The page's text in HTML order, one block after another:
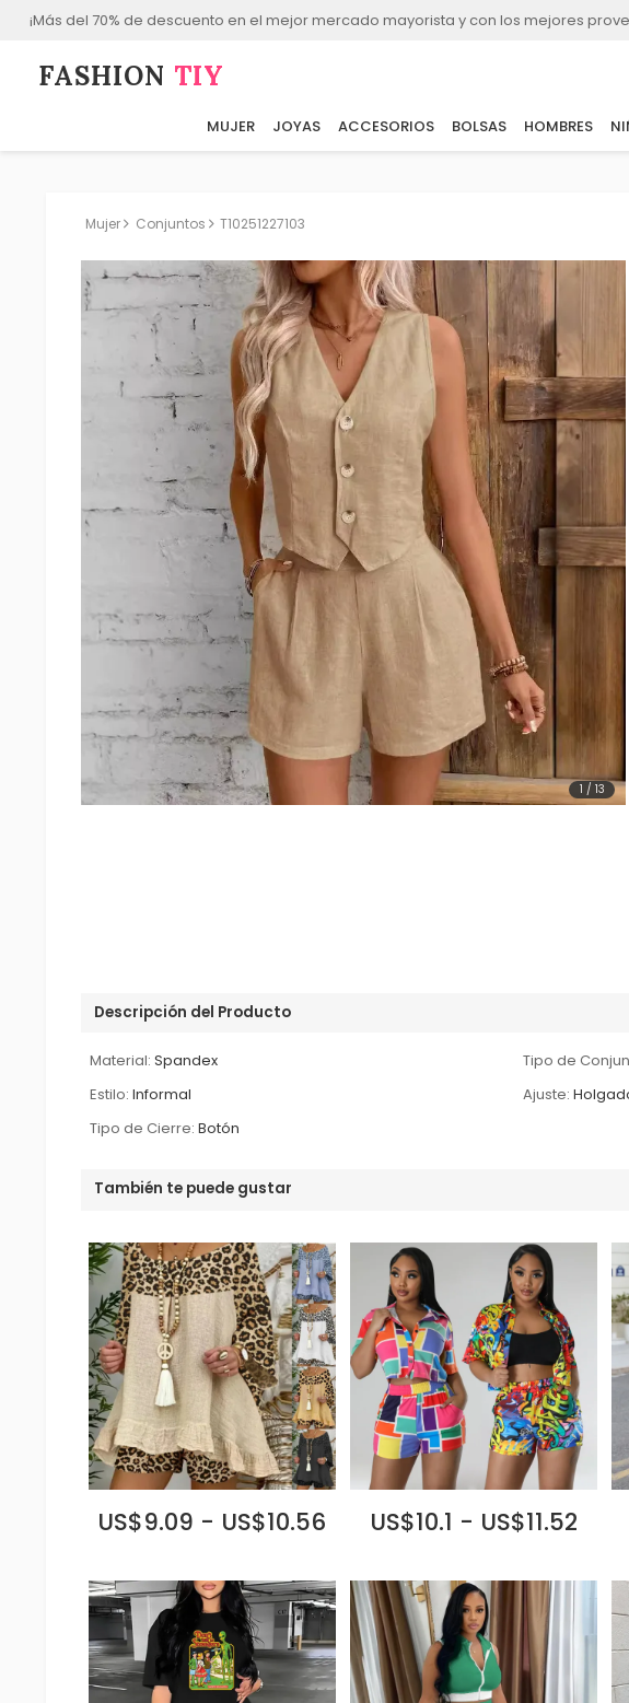
¡Más del 70% de descuento en el mejor mercado mayorista y con los mejores
FASHION⁠ TIY
MUJER JOYAS ACCESORIOS BOLSAS HOMBRES
Mujer Conjuntos T10251227103
1 / 13
Descripción del Producto
Material: Spandex Tipo de
Estilo: Informal Ajuste:
Tipo de Cierre: Botón
También te puede gustar
US$9.09 - US$10.56 US$10.1 - US$11.52